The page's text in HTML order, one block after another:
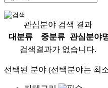
관심분야 검색 결과
대분류
중분류
관심분야
검색결과가 없습니다.
선택된 분야 (선택분야는 최